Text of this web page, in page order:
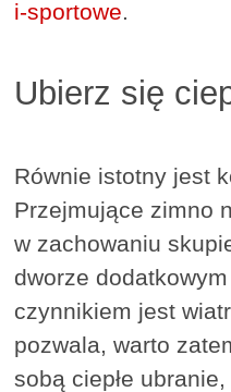
i-sportowe.
Ubierz się
Równie istotny jest
Przejmujące zimno
w zachowaniu
dworze
czynnikiem jest
pozwala, warto
sobą ciepłe